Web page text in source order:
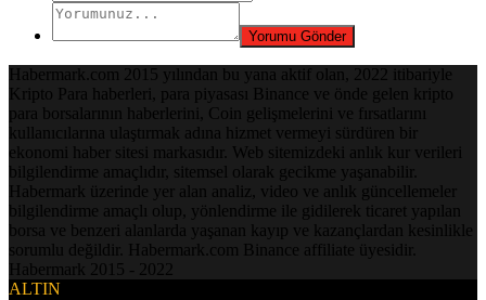
Habermark.com 2015 yılından bu yana aktif olan, 2022 itibariyle
Kripto Para haberleri, para piyasası Binance ve önde gelen kripto
para borsalarının haberlerini, Coin gelişmelerini ve fırsatlarını
kullanıcılarına ulaştırmak adına hizmet vermeyi sürdüren bir
ekonomi haber sitesi markasıdır. Web sitemizdeki anlık kur verileri
bilgilendirme amaçlıdır, sitemsel olarak gecikme yaşanabilir.
Habermark üzerinde yer alan analiz, video ve anlık güncellemeler
bilgilendirme amaçlı olup, yönlendirme ile gidilerek ticaret yapılan
borsa ve benzeri alanlarda yaşanan kayıp ve kazançlardan kesinlikle
sorumlu değildir. Habermark.com Binance affiliate üyesidir.
Habermark 2015 - 2022
ALTIN